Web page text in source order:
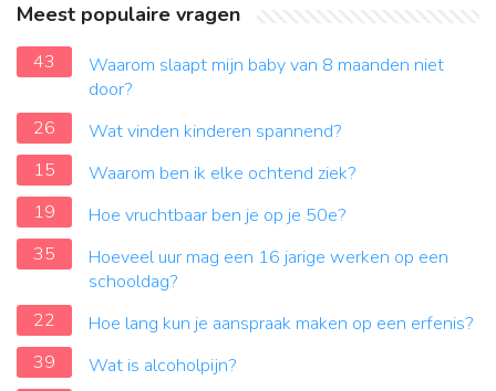
Meest populaire vragen
43
Waarom slaapt mijn baby van 8 maanden niet
door?
26
Wat vinden kinderen spannend?
15
Waarom ben ik elke ochtend ziek?
19
Hoe vruchtbaar ben je op je 50e?
35
Hoeveel uur mag een 16 jarige werken op een
schooldag?
22
Hoe lang kun je aanspraak maken op een erfenis?
39
Wat is alcoholpijn?